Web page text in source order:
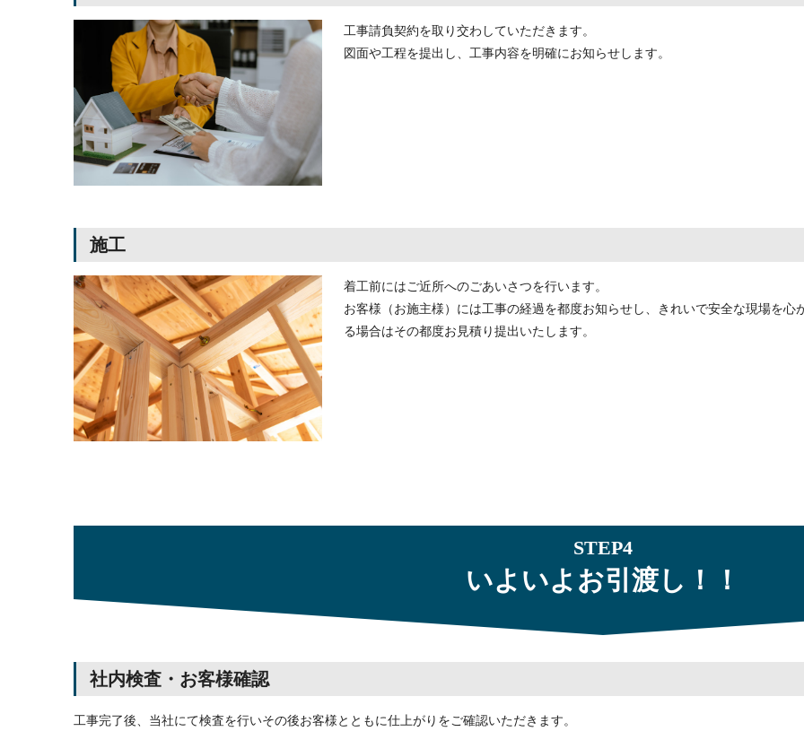
工事請負契約を取り交わしていただきます。
図面や工程を提出し、工事内容を明確にお知らせします。
施工
着工前にはご近所へのごあいさつを行います。
お客様（お施主様）には工事の経過を都度お知らせし、きれいで安全な現場を
る場合はその都度お見積り提出いたします。
STEP4
いよいよお引渡し！！
社内検査・お客様確認
工事完了後、当社にて検査を行いその後お客様とともに仕上がりをご確認いただきます。